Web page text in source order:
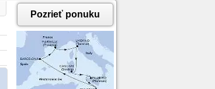
Pozrieť ponuku